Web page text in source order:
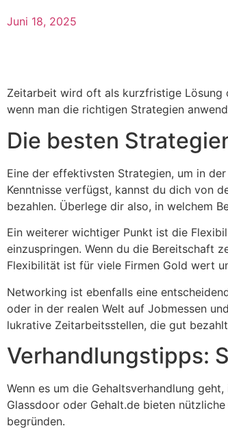
Juni 18, 2025
Zeitarbeit wird oft als kurzfristige Lösung
wenn man die richtigen Strategien
Die besten
Eine der effektivsten Strategien, um in
Kenntnisse verfügst, kannst du dich von
bezahlen. Überlege dir also, in welchem
Ein weiterer wichtiger Punkt ist die
einzuspringen. Wenn du die Bereitschaft
Flexibilität ist für viele Firmen Gold wert
Networking ist ebenfalls eine
oder in der realen Welt auf Jobmessen
lukrative Zeitarbeitsstellen, die gut
Verhandlungstipps:
Wenn es um die Gehaltsverhandlung
Glassdoor oder Gehalt.de bieten
begründen.